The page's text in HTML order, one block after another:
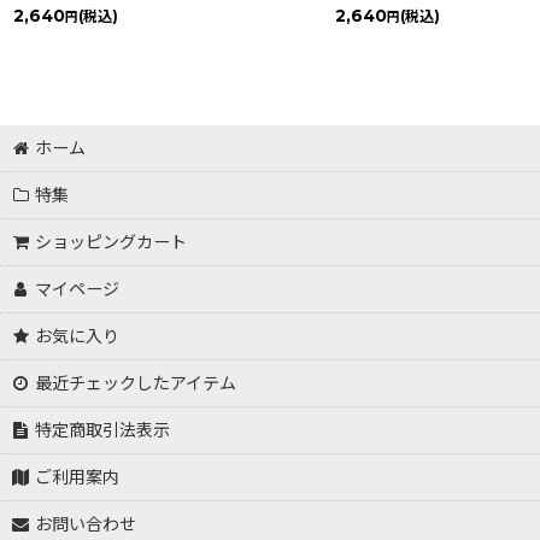
2,640円 (税込) 2,640円 (税込)
ホーム
特集
ショッピングカート
マイページ
お気に入り
最近チェックしたアイテム
特定商取引法表示
ご利用案内
お問い合わせ